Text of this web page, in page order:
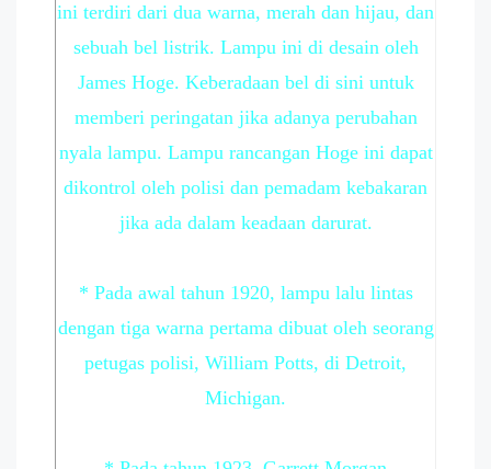
ini terdiri dari dua warna, merah dan hijau, dan
sebuah bel listrik. Lampu ini di desain oleh
James Hoge. Keberadaan bel di sini untuk
memberi peringatan jika adanya perubahan
nyala lampu. Lampu rancangan Hoge ini dapat
dikontrol oleh polisi dan pemadam kebakaran
jika ada dalam keadaan darurat.
* Pada awal tahun 1920, lampu lalu lintas
dengan tiga warna pertama dibuat oleh seorang
petugas polisi, William Potts, di Detroit,
Michigan.